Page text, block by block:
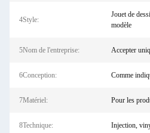
4Style:
Jouet de
modèle
5Nom de l'entreprise: Accepter
6Conception: Comme
7Matériel: Pour les
8Technique: Injection,